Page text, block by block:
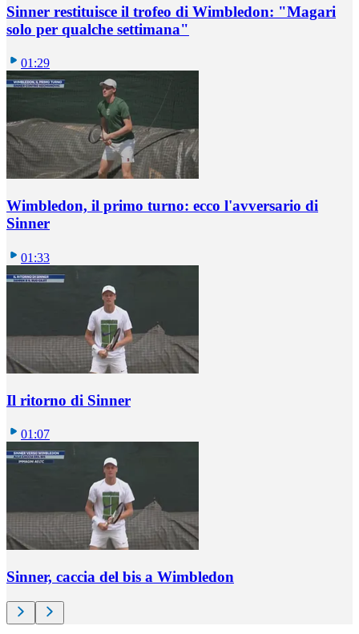
Sinner restituisce il trofeo di Wimbledon: "Magari
solo per qualche settimana"
01:29
Wimbledon, il primo turno: ecco l'avversario di
Sinner
01:33
Il ritorno di Sinner
01:07
Sinner, caccia del bis a Wimbledon